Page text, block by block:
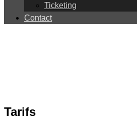
Ticketing
Contact
Tarifs